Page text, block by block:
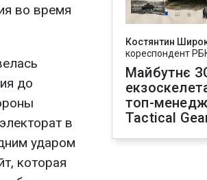
во время
до
в
ударом
которая
Костянтин
кореспондент
Майбутнє
топ-
Tactical